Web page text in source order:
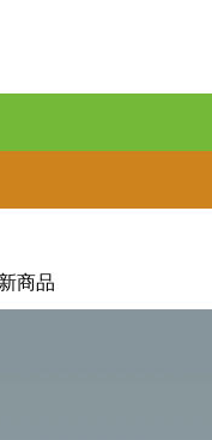
商品